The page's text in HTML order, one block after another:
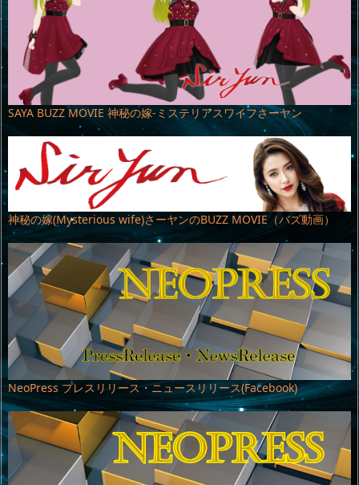
SAYA BUZZ MOVIE 神秘の嫁-ミステリアスワイフさーヤン
神秘の嫁(Mysterious wife)さーヤンのBUZZ MOVIE（バズ動画）
NeoPress プレスリリース・ニュースリリース(Facebook)